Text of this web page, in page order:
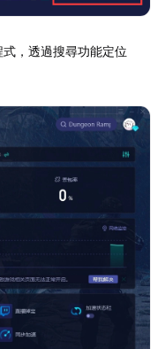
，透過搜尋功能定位